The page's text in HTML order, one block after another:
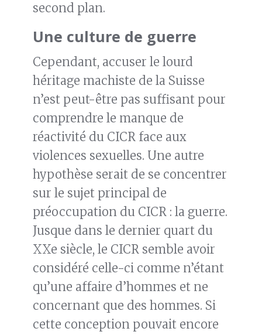
second plan.
Une culture de guerre
Cependant, accuser le lourd
héritage machiste de la Suisse
n’est peut-être pas suffisant pour
comprendre le manque de
réactivité du CICR face aux
violences sexuelles. Une autre
hypothèse serait de se concentrer
sur le sujet principal de
préoccupation du CICR : la guerre.
Jusque dans le dernier quart du
XXe siècle, le CICR semble avoir
considéré celle-ci comme n’étant
qu’une affaire d’hommes et ne
concernant que des hommes. Si
cette conception pouvait encore